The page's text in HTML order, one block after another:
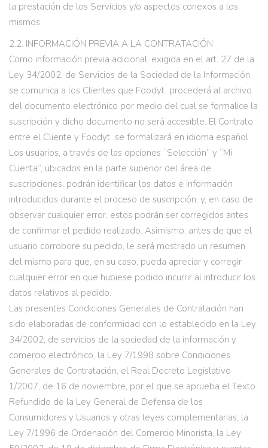
la prestación de los Servicios y/o aspectos conexos a los
mismos.
2.2. INFORMACIÓN PREVIA A LA CONTRATACIÓN
Como información previa adicional, exigida en el art. 27 de la
Ley 34/2002, de Servicios de la Sociedad de la Información,
se comunica a los Clientes que Foodyt procederá al archivo
del documento electrónico por medio del cual se formalice la
suscripción y dicho documento no será accesible. El Contrato
entre el Cliente y Foodyt se formalizará en idioma español.
Los usuarios, a través de las opciones “Selección” y “Mi
Cuenta”, ubicados en la parte superior del área de
suscripciones, podrán identificar los datos e información
introducidos durante el proceso de suscripción, y, en caso de
observar cualquier error, estos podrán ser corregidos antes
de confirmar el pedido realizado. Asimismo, antes de que el
usuario corrobore su pedido, le será mostrado un resumen
del mismo para que, en su caso, pueda apreciar y corregir
cualquier error en que hubiese podido incurrir al introducir los
datos relativos al pedido.
Las presentes Condiciones Generales de Contratación han
sido elaboradas de conformidad con lo establecido en la Ley
34/2002, de servicios de la sociedad de la información y
comercio electrónico, la Ley 7/1998 sobre Condiciones
Generales de Contratación, el Real Decreto Legislativo
1/2007, de 16 de noviembre, por el que se aprueba el Texto
Refundido de la Ley General de Defensa de los
Consumidores y Usuarios y otras leyes complementarias, la
Ley 7/1996 de Ordenación del Comercio Minorista, la Ley